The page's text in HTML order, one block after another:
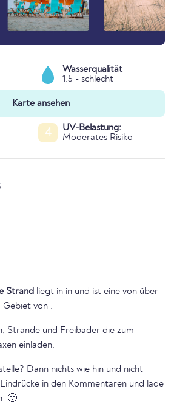
Wasserqualität
1.5 - schlecht
Karte ansehen
4
UV-Belastung:
Moderates Risiko
Strand liegt in in und ist eine von über
Gebiet von .
Strände und Freibäder die zum
einladen.
Dann nichts wie hin und nicht
in den Kommentaren und lade
🙂